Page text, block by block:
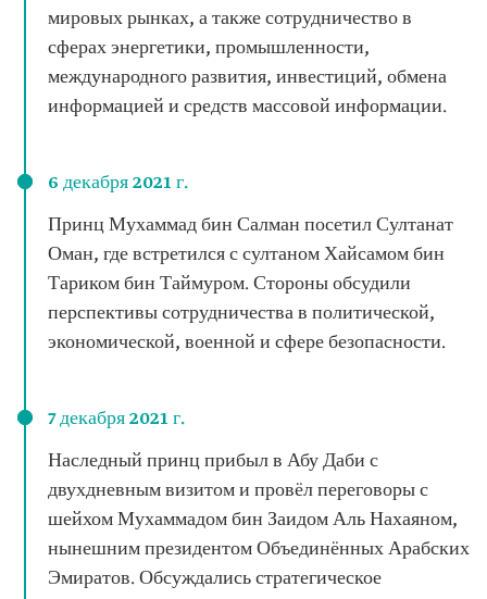
мировых рынках, а также сотрудничество в
сферах энергетики, промышленности,
международного развития, инвестиций, обмена
информацией и средств массовой информации.
6 декабря 2021 г.
Принц Мухаммад бин Салман посетил Султанат
Оман, где встретился с султаном Хайсамом бин
Тариком бин Таймуром. Стороны обсудили
перспективы сотрудничества в политической,
экономической, военной и сфере безопасности.
7 декабря 2021 г.
Наследный принц прибыл в Абу Даби с
двухдневным визитом и провёл переговоры с
шейхом Мухаммадом бин Заидом Аль Нахаяном,
нынешним президентом Объединённых Арабских
Эмиратов. Обсуждались стратегическое